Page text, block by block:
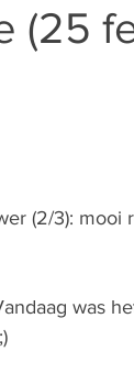
(25
(2/3):
was